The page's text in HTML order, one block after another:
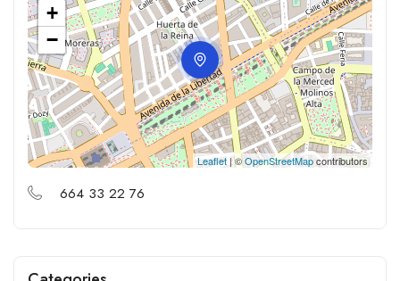
+
−
Leaflet | ©OpenStreetMapcontributors
664 33 22 76